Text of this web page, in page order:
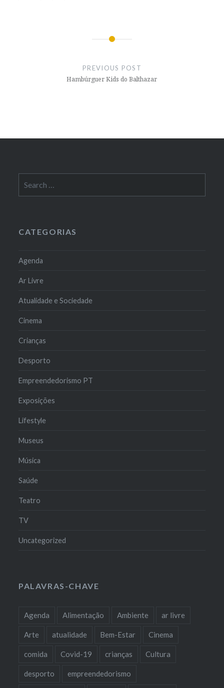
PREVIOUS POST
Hambúrguer Kids do Balthazar
for:
CATEGORIAS
Agenda
Ar Livre
Atualidade e Sociedade
Cinema
Crianças
Desporto
Empreendedorismo PT
Exposições
Lifestyle
Museus
Música
Saúde
Teatro
TV
Uncategorized
PALAVRAS-CHAVE
Agenda Alimentação Ambiente ar livre
Arte atualidade Bem-Estar Cinema
comida Covid-19 crianças Cultura
desporto empreendedorismo